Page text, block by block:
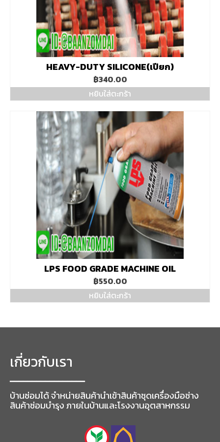
HEAVY-DUTY SILICONE(เปียก)
฿340.00
หยิบใส่ตะกร้า
LPS FOOD GRADE MACHINE OIL
฿550.00
หยิบใส่ตะกร้า
เกี่ยวกับเรา
━━━━━━━━━━━━━━━━━
บ้านซ่อมได้ จำหน่ายสินค้านำเข้าสินค้าชุดเครื่องมือช่าง
สินค้าซ่อมบำรุง ภายในบ้านและโรงงานอุตสาหกรรม